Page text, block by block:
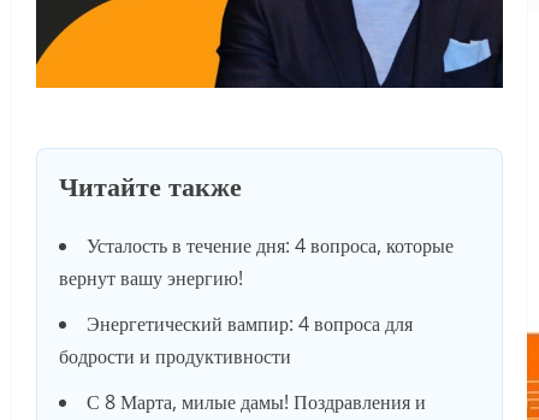
Читайте также
Усталость в течение дня: 4 вопроса, которые
вернут вашу энергию!
Энергетический вампир: 4 вопроса для
бодрости и продуктивности
С 8 Марта, милые дамы! Поздравления и